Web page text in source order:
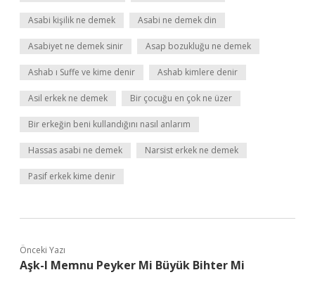
Asabi kişilik ne demek Asabi ne demek din
Asabiyet ne demek sinir Asap bozukluğu ne demek
Ashab ı Suffe ve kime denir Ashab kimlere denir
Asil erkek ne demek Bir çocuğu en çok ne üzer
Bir erkeğin beni kullandığını nasıl anlarım
Hassas asabi ne demek Narsist erkek ne demek
Pasif erkek kime denir
Önceki Yazı
Aşk-I Memnu Peyker Mi Büyük Bihter Mi